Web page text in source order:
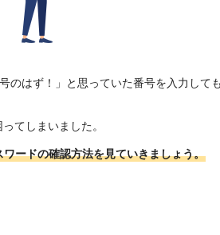
のはず！」と思っていた番号を入力して
てしまいました。
ードの確認方法を見ていきましょう。